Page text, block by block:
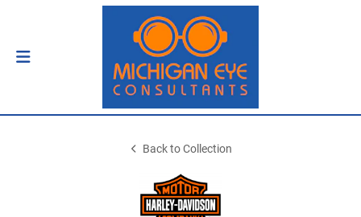
Back to Collection